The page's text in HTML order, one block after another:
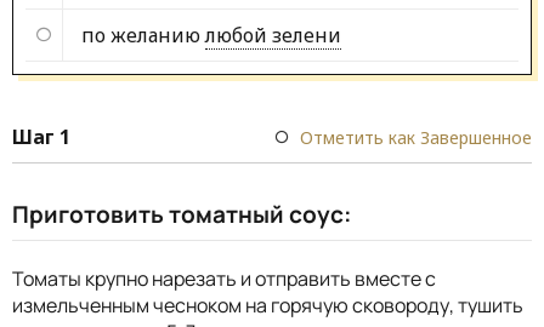
по желаниюлюбой зелени
Шаг 1 Отметить как Завершенное
Приготовить томатный соус:
Томаты крупно нарезать и отправить вместе с
измельченным чесноком на горячую сковороду, тушить